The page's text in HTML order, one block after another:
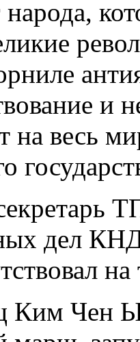
народа,
и
на весь
дел
на
Ким Чен